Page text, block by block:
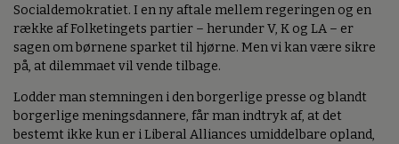
Socialdemokratiet. I en ny aftale mellem regeringen og en
række af Folketingets partier – herunder V, K og LA – er
sagen om børnene sparket til hjørne. Men vi kan være sikre
på, at dilemmaet vil vende tilbage.
Lodder man stemningen i den borgerlige presse og blandt
borgerlige meningsdannere, får man indtryk af, at det
bestemt ikke kun er i Liberal Alliances umiddelbare opland,